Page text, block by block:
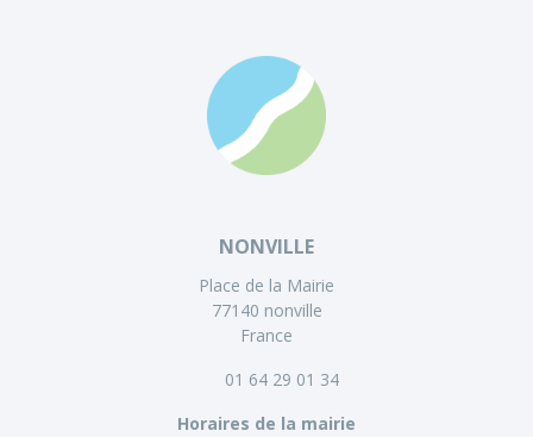
NONVILLE
Place de la Mairie
77140 nonville
France
01 64 29 01 34
Horaires de la mairie